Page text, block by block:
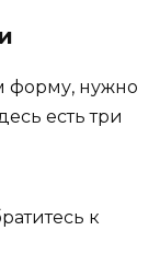
форму, нужно
есть три
к